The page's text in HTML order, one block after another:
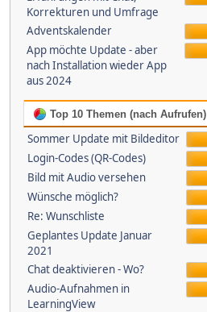
Korrekturen und Umfrage
Adventskalender
App möchte Update - aber
nach Installation wieder App
aus 2024
Top 10 Themen (nach Aufrufen)
Sommer Update mit Bildeditor
Login-Codes (QR-Codes)
Bild mit Audio versehen
Wünsche möglich?
Re: Wunschliste
Geplantes Update Januar
2021
Chat deaktivieren - Wo?
Audio-Aufnahmen in
LearningView